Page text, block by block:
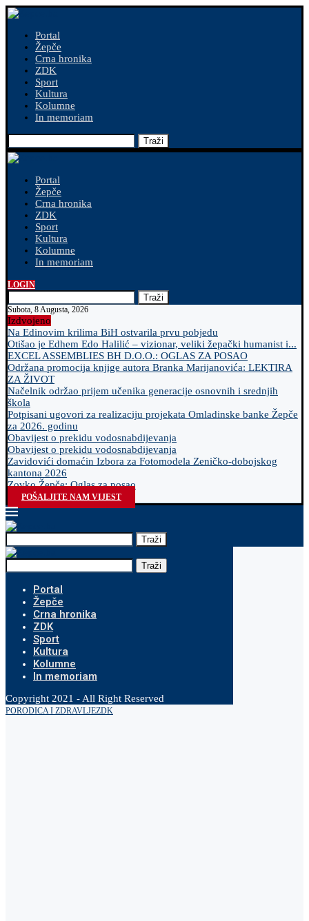
Portal
Žepče
Crna hronika
ZDK
Sport
Kultura
Kolumne
In memoriam
Traži
Portal
Žepče
Crna hronika
ZDK
Sport
Kultura
Kolumne
In memoriam
LOGIN
Traži
Subota, 8 Augusta, 2026
Izdvojeno
Na Edinovim krilima BiH ostvarila prvu pobjedu
Otišao je Edhem Edo Halilić – vizionar, veliki žepački humanist i...
EXCEL ASSEMBLIES BH D.O.O.: OGLAS ZA POSAO
Održana promocija knjige autora Branka Marijanovića: LEKTIRA
ZA ŽIVOT
Načelnik održao prijem učenika generacije osnovnih i srednjih
škola
Potpisani ugovori za realizaciju projekata Omladinske banke Žepče
za 2026. godinu
Obavijest o prekidu vodosnabdijevanja
Obavijest o prekidu vodosnabdijevanja
Zavidovići domaćin Izbora za Fotomodela Zeničko-dobojskog
kantona 2026
Zovko Žepče: Oglas za posao
POŠALJITE NAM VIJEST
Traži
Traži
Portal
Žepče
Crna hronika
ZDK
Sport
Kultura
Kolumne
In memoriam
Copyright 2021 - All Right Reserved
PORODICA I ZDRAVLJEZDK